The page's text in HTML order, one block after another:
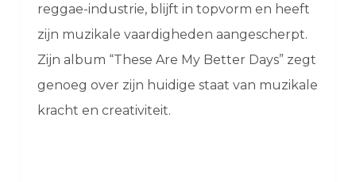
reggae-industrie, blijft in topvorm en heeft
zijn muzikale vaardigheden aangescherpt.
Zijn album “These Are My Better Days” zegt
genoeg over zijn huidige staat van muzikale
kracht en creativiteit.